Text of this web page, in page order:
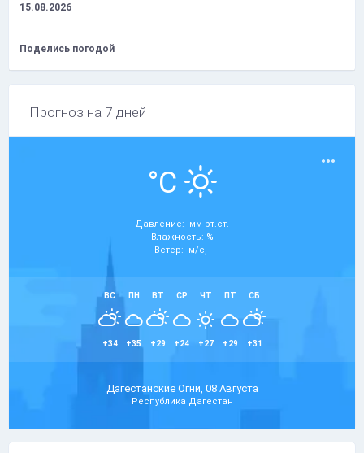
15.08.2026
Поделись погодой
Прогноз на 7 дней
°C
Давление: мм рт.ст.
Влажность: %
Ветер: м/с,
ВС
+34
ПН
+35
ВТ
+29
СР
+24
ЧТ
+27
ПТ
+29
СБ
+31
Дагестанские Огни, 08 Августа
Республика Дагестан